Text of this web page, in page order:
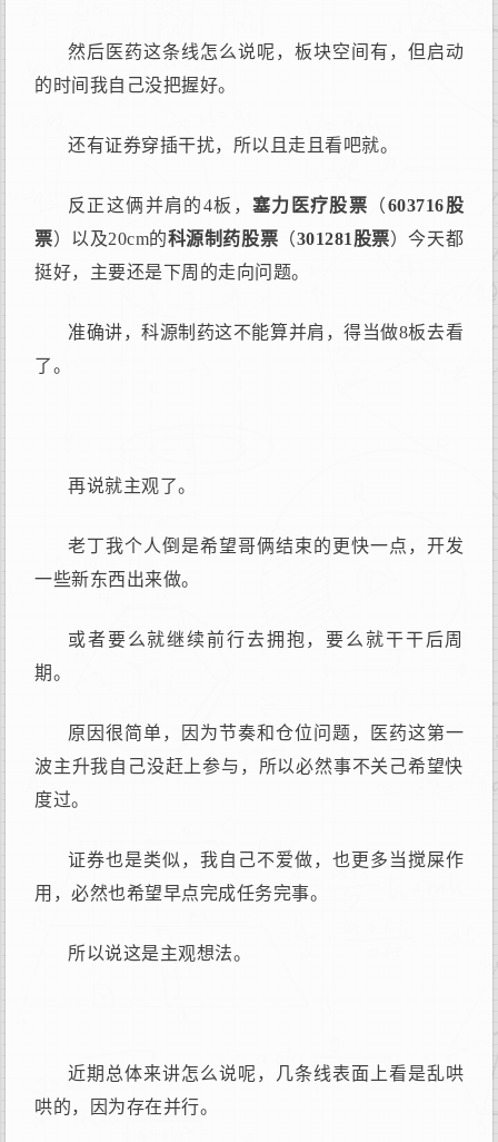
然后医药这条线怎么说呢，板块空间有，但启动
的时间我自己没把握好。
还有证券穿插干扰，所以且走且看吧就。
反正这俩并肩的4板， 塞力医疗股票 （603716股
票）以及20cm的科源制药股票 （301281股票）今天都
挺好，主要还是下周的走向问题。
准确讲，科源制药这不能算并肩，得当做8板去看
了。
再说就主观了。
老丁我个人倒是希望哥俩结束的更快一点，开发
一些新东西出来做。
或者要么就继续前行去拥抱，要么就干干后周
期。
原因很简单，因为节奏和仓位问题，医药这第一
波主升我自己没赶上参与，所以必然事不关己希望快
度过。
证券也是类似，我自己不爱做，也更多当搅屎作
用，必然也希望早点完成任务完事。
所以说这是主观想法。
近期总体来讲怎么说呢，几条线表面上看是乱哄
哄的，因为存在并行。